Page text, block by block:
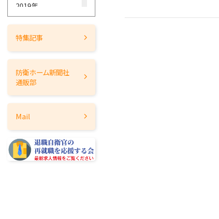
2019年
2018年
2017年
2014年
2012年
2011年
2009年
2008年
特集記事
防衛ホーム新聞社
通販部
Mail